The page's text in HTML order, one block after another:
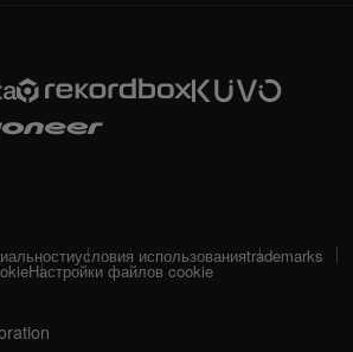
условия использованияtrademarks
Настройки файлов cookie